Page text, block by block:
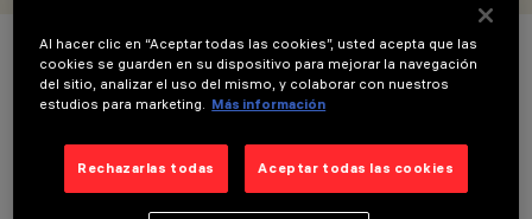
COLOR
Al hacer clic en “Aceptar todas las cookies”, usted acepta que las
cookies se guarden en su dispositivo para mejorar la navegación
del sitio, analizar el uso del mismo, y colaborar con nuestros
estudios para marketing. Más información
Rechazarlas todas Aceptar todas las cookies